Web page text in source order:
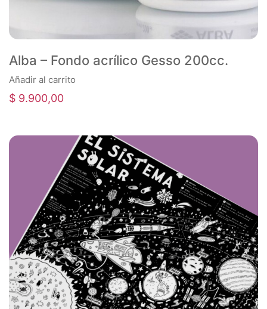
Alba – Fondo acrílico Gesso 200cc.
Añadir al carrito
$ 9.900,00